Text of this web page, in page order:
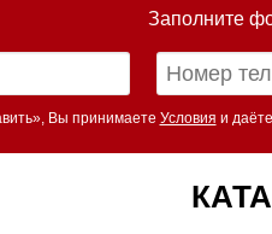
Заполните
Вы принимаете Условия и